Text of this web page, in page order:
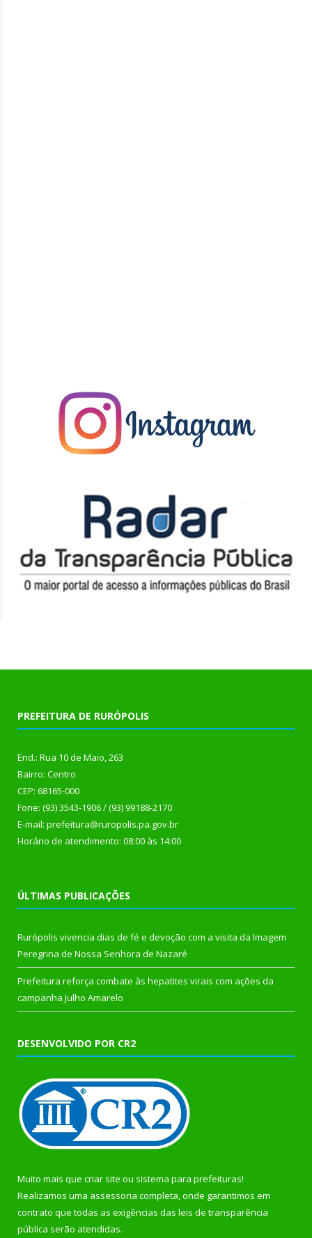
PREFEITURA DE RURÓPOLIS
End.: Rua 10 de Maio, 263
Bairro: Centro
CEP: 68165-000
Fone: (93) 3543-1906 / (93) 99188-2170
E-mail: prefeitura@ruropolis.pa.gov.br
Horário de atendimento: 08:00 às 14:00
ÚLTIMAS PUBLICAÇÕES
Rurópolis vivencia dias de fé e devoção com a visita da Imagem
Peregrina de Nossa Senhora de Nazaré
Prefeitura reforça combate às hepatites virais com ações da
campanha Julho Amarelo
DESENVOLVIDO POR CR2
Muito mais que criar site ou sistema para prefeituras!
Realizamos uma assessoria completa, onde garantimos em
contrato que todas as exigências das leis de transparência
pública serão atendidas.